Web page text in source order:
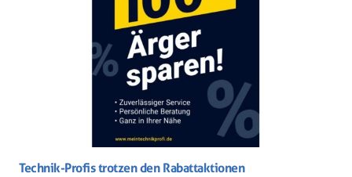
Technik-Profis trotzen den Rabattaktionen